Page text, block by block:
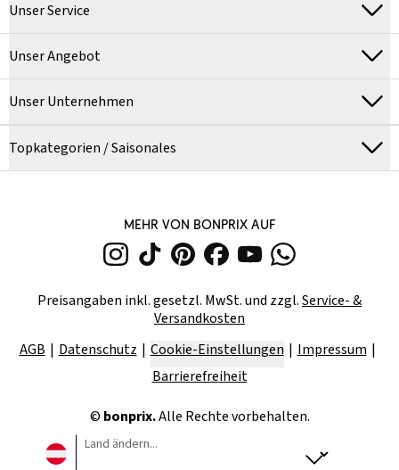
Unser Service
Unser Angebot
Unser Unternehmen
Topkategorien / Saisonales
MEHR VON BONPRIX AUF
Preisangaben inkl. gesetzl. MwSt. und zzgl.Service- &
Versandkosten
AGB
Datenschutz Cookie-Einstellungen
Impressum
Barrierefreiheit
© bonprix.Alle Rechte vorbehalten.
Land ändern...